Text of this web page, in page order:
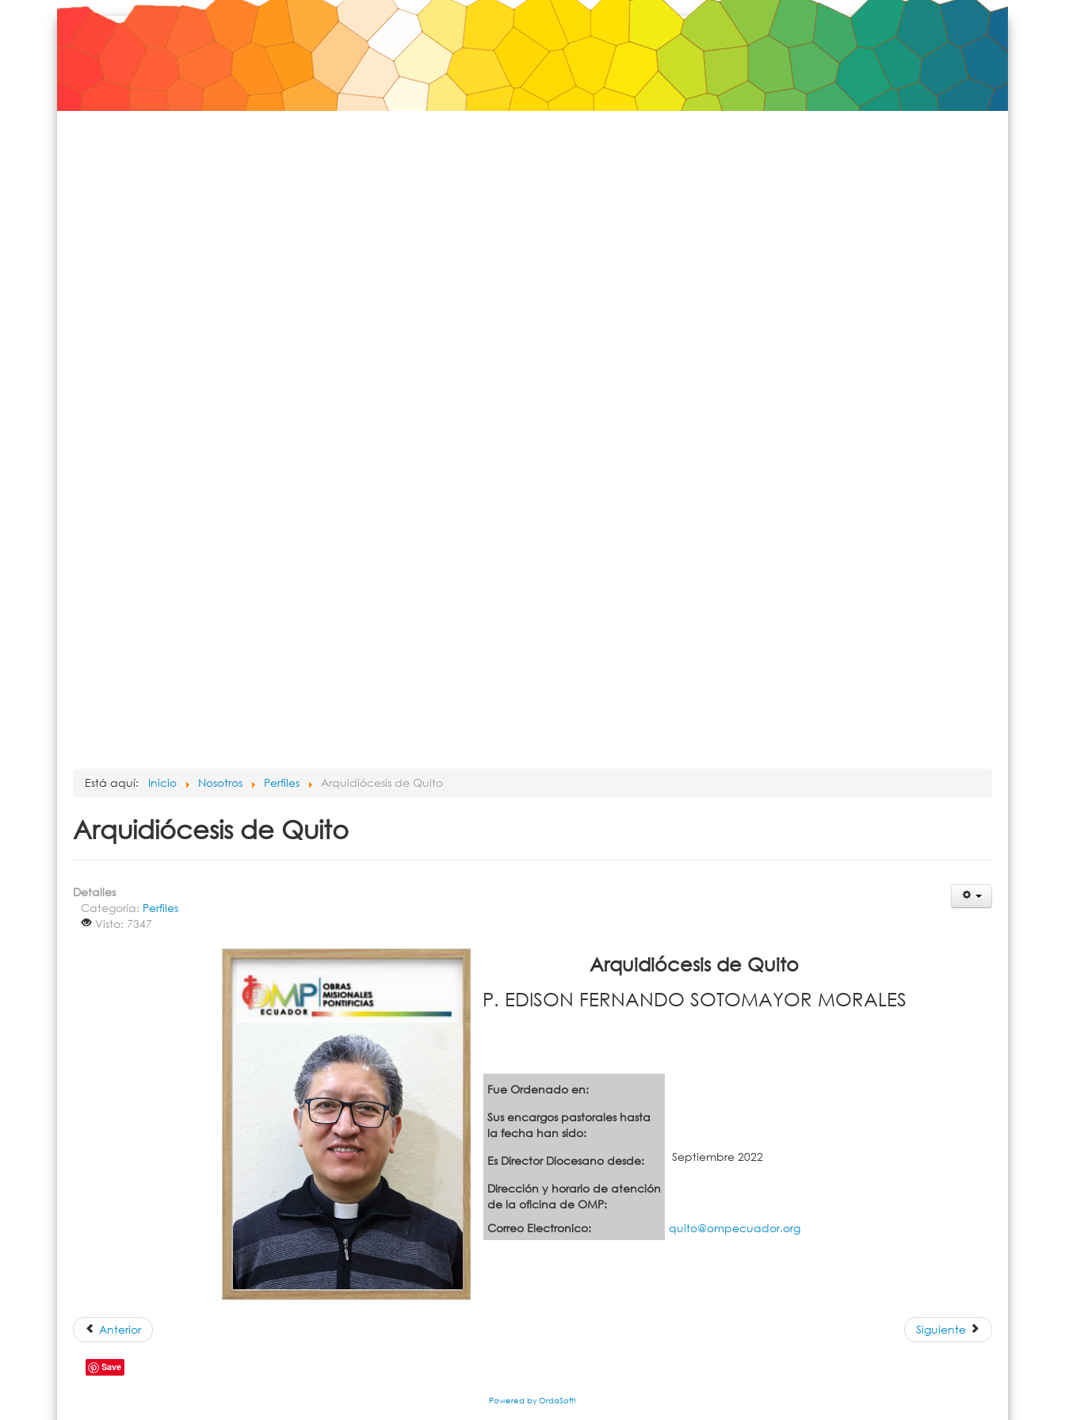
Está aquí: Inicio Nosotros Perfiles Arquidiócesis de Quito
Arquidiócesis de Quito
Detalles
Categoría: Perfiles
Visto: 7347
Arquidiócesis de Quito
P. EDISON FERNANDO SOTOMAYOR MORALES
Fue Ordenado en:
Sus encargos pastorales hasta
la fecha han sido:
Es Director Diocesano desde:
Septiembre 2022
Dirección y horario de atención
de la oficina de OMP:
Correo Electronico:
quito@ompecuador.org
Anterior Siguiente
Save
Powered by OrdaSoft!